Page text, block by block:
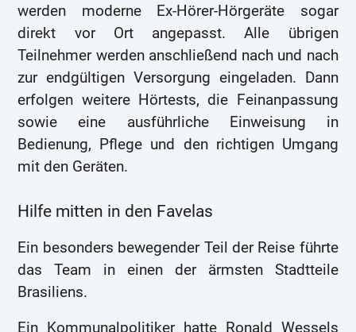
werden moderne Ex-Hörer-Hörgeräte sogar
direkt vor Ort angepasst. Alle übrigen
Teilnehmer werden anschließend nach und nach
zur endgültigen Versorgung eingeladen. Dann
erfolgen weitere Hörtests, die Feinanpassung
sowie eine ausführliche Einweisung in
Bedienung, Pflege und den richtigen Umgang
mit den Geräten.
Hilfe mitten in den Favelas
Ein besonders bewegender Teil der Reise führte
das Team in einen der ärmsten Stadtteile
Brasiliens.
Ein Kommunalpolitiker hatte Ronald Wessels